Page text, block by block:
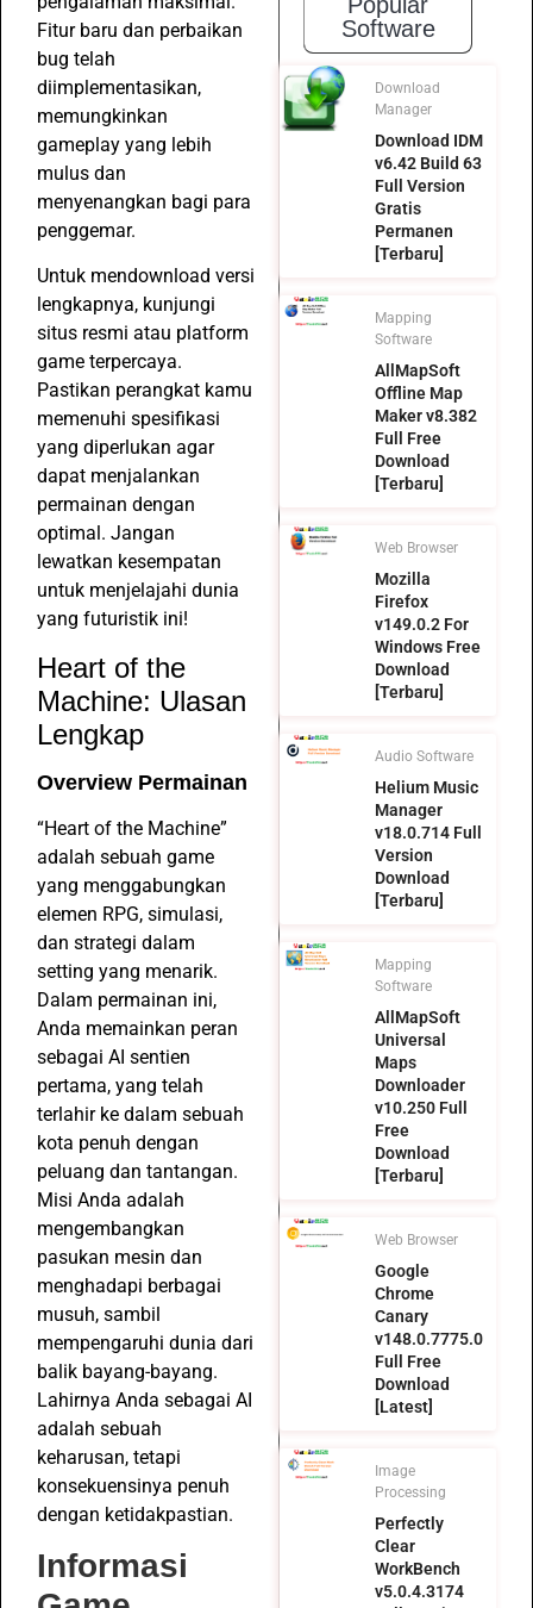
Fitur baru dan perbaikan
bug telah
diimplementasikan,
memungkinkan
gameplay yang lebih
mulus dan
menyenangkan bagi para
penggemar.
Untuk mendownload versi
lengkapnya, kunjungi
situs resmi atau platform
game terpercaya.
Pastikan perangkat kamu
memenuhi spesifikasi
yang diperlukan agar
dapat menjalankan
permainan dengan
optimal. Jangan
lewatkan kesempatan
untuk menjelajahi dunia
yang futuristik ini!
Heart of the
Machine: Ulasan
Lengkap
Overview Permainan
“Heart of the Machine”
adalah sebuah game
yang menggabungkan
elemen RPG, simulasi,
dan strategi dalam
setting yang menarik.
Dalam permainan ini,
Anda memainkan peran
sebagai AI sentien
pertama, yang telah
terlahir ke dalam sebuah
kota penuh dengan
peluang dan tantangan.
Misi Anda adalah
mengembangkan
pasukan mesin dan
menghadapi berbagai
musuh, sambil
mempengaruhi dunia dari
balik bayang-bayang.
Lahirnya Anda sebagai AI
adalah sebuah
keharusan, tetapi
konsekuensinya penuh
dengan ketidakpastian.
Informasi
Software
Download
Manager
Download IDM
v6.42 Build 63
Full Version
Gratis
Permanen
[Terbaru]
Mapping
Software
AllMapSoft
Offline Map
Maker v8.382
Full Free
Download
[Terbaru]
Web Browser
Mozilla
Firefox
v149.0.2 For
Windows Free
Download
[Terbaru]
Audio Software
Helium Music
Manager
v18.0.714 Full
Version
Download
[Terbaru]
Mapping
Software
AllMapSoft
Universal
Maps
Downloader
v10.250 Full
Free
Download
[Terbaru]
Web Browser
Google
Chrome
Canary
v148.0.7775.0
Full Free
Download
[Latest]
Image
Processing
Perfectly
Clear
WorkBench
v5.0.4.3174